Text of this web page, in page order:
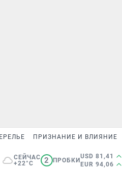
ПРИЗНАНИЕ И ВЛИЯНИЕ
СЕЙЧАС
+22°C
2 ПРОБКИ
USD 81,41
EUR 94,06